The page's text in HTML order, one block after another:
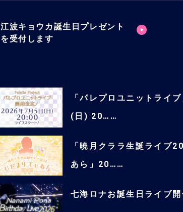
江波キョウカ誕生日プレゼント
を受付します
「パレプロユニットライ
(日) 20……
「暁月クララ生誕ライブ
あら」20……
七海ロナお誕生日ライブ